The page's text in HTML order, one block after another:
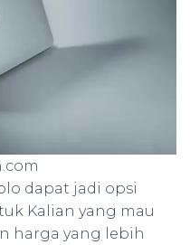
dapat jadi opsi
Kalian yang mau
harga yang lebih